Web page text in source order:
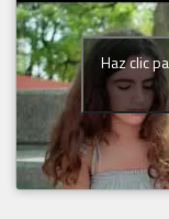
Haz clic